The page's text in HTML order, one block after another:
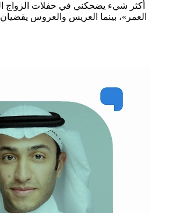
أكثر شيء يضحكني في حفلات الزواج
العمر»، بينما العريس والعروس